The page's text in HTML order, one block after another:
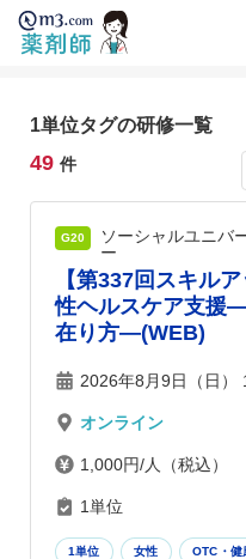
1単位タグの研修一覧
49 件
G20
ソーシャルユニバ
ー
【第337回スキル
性ヘルスケア支援
在り方―(WEB)
2026年8月9日（日）
オンライン
1,000円/人（税込）
1単位
1単位 女性 OTC・健